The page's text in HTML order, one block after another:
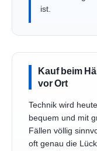
ist.
Kauf beim
vor Ort
Technik wird
bequem und mit
Fällen völlig
oft genau die